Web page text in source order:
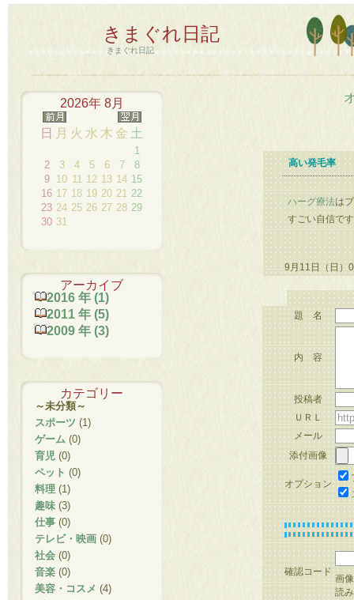
きまぐれ日記
きまぐれ日記
2026年 8月
日 月 火 水 木 金 土
1
2
3 4 5 6 7
8
9
10 11 12 13 14 15
16 17 18 19 20 21 22
23 24 25 26 27 28 29
30 31
アーカイブ
2016 年 (1)
2011 年 (5)
2009 年 (3)
カテゴリー
～未分類～
スポーツ (1)
ゲーム (0)
育児 (0)
ペット (0)
料理 (1)
趣味 (3)
仕事 (0)
テレビ・映画 (0)
社会 (0)
音楽 (0)
美容・コスメ (4)
高い発毛率
ハーグ療法は
すごい自信で
9月11日（日）
題 名
内 容
投稿者
ＵＲＬ
メール
添付画像
オプション
確認コード
画
読